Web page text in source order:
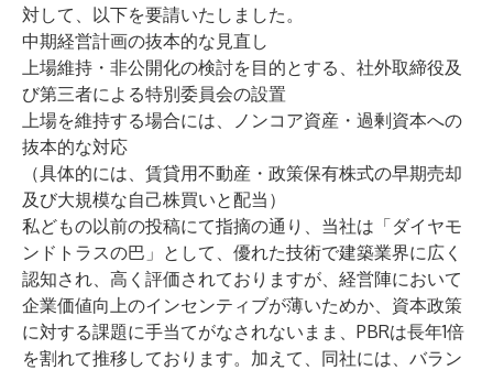
対して、以下を要請いたしました。
中期経営計画の抜本的な見直し
上場維持・非公開化の検討を目的とする、社外取締役及
び第三者による特別委員会の設置
上場を維持する場合には、ノンコア資産・過剰資本への
抜本的な対応
（具体的には、賃貸用不動産・政策保有株式の早期売却
及び大規模な自己株買いと配当）
私どもの以前の投稿にて指摘の通り、当社は「ダイヤモ
ンドトラスの巴」として、優れた技術で建築業界に広く
認知され、高く評価されておりますが、経営陣において
企業価値向上のインセンティブが薄いためか、資本政策
に対する課題に手当てがなされないまま、PBRは長年1倍
を割れて推移しております。加えて、同社には、バラン